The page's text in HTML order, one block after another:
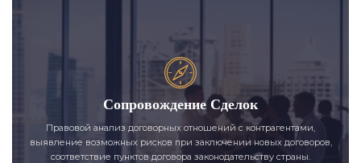
Сопровождение Сделок
Правовой анализ договорных отношений с контрагентами,
выявление возможных рисков при заключении новых договоров,
соответствие пунктов договора законодательству страны.